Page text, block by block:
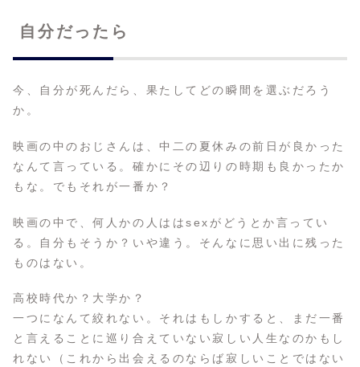
自分だったら
今、自分が死んだら、果たしてどの瞬間を選ぶだろう
か。
映画の中のおじさんは、中二の夏休みの前日が良かった
なんて言っている。確かにその辺りの時期も良かったか
もな。でもそれが一番か？
映画の中で、何人かの人ははsexがどうとか言ってい
る。自分もそうか？いや違う。そんなに思い出に残った
ものはない。
高校時代か？大学か？
一つになんて絞れない。それはもしかすると、まだ一番
と言えることに巡り合えていない寂しい人生なのかもし
れない（これから出会えるのならば寂しいことではない